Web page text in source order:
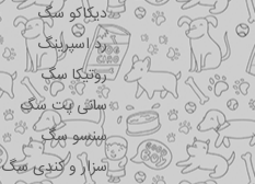
دیکاکو سگ
رد اسپرینگ
روتیکا سگ
سانی پت سگ
سنسو سگ
سزار و کندی سگ